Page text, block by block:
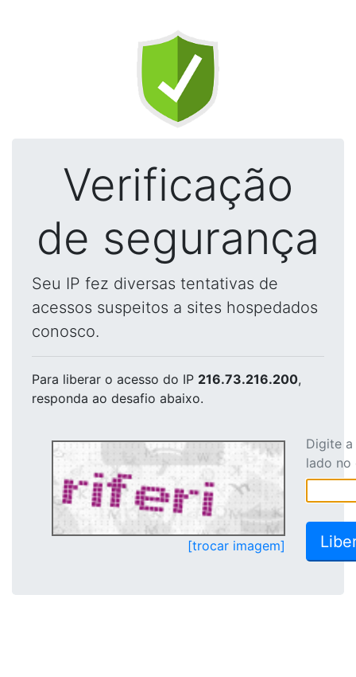
Verificação
de segurança
Seu IP fez diversas tentativas de
acessos suspeitos a sites hospedados
conosco.
Para liberar o acesso do IP 216.73.216.200,
responda ao desafio abaixo.
[trocar imagem]
Digite
lado no